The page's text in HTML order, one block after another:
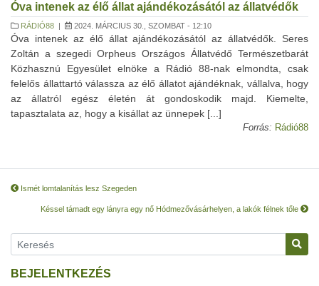
Óva intenek az élő állat ajándékozásától az állatvédők
RÁDIÓ88 | 2024. MÁRCIUS 30., SZOMBAT - 12:10
Óva intenek az élő állat ajándékozásától az állatvédők. Seres
Zoltán a szegedi Orpheus Országos Állatvédő Természetbarát
Közhasznú Egyesület elnöke a Rádió 88-nak elmondta, csak
felelős állattartó válassza az élő állatot ajándéknak, vállalva, hogy
az állatról egész életén át gondoskodik majd. Kiemelte,
tapasztalata az, hogy a kisállat az ünnepek [...]
Forrás: Rádió88
Ismét lomtalanítás lesz Szegeden
Késsel támadt egy lányra egy nő Hódmezővásárhelyen, a lakók félnek tőle
BEJELENTKEZÉS